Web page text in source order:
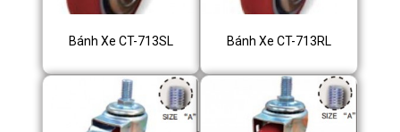
Bánh Xe CT-713SL Bánh Xe CT-713RL